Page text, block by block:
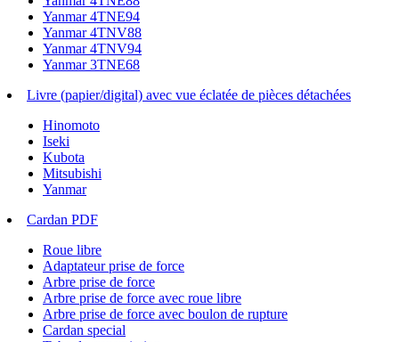
Yanmar 4TNE94
Yanmar 4TNV88
Yanmar 4TNV94
Yanmar 3TNE68
Livre (papier/digital) avec vue éclatée de pièces détachées
Hinomoto
Iseki
Kubota
Mitsubishi
Yanmar
Cardan PDF
Roue libre
Adaptateur prise de force
Arbre prise de force
Arbre prise de force avec roue libre
Arbre prise de force avec boulon de rupture
Cardan special